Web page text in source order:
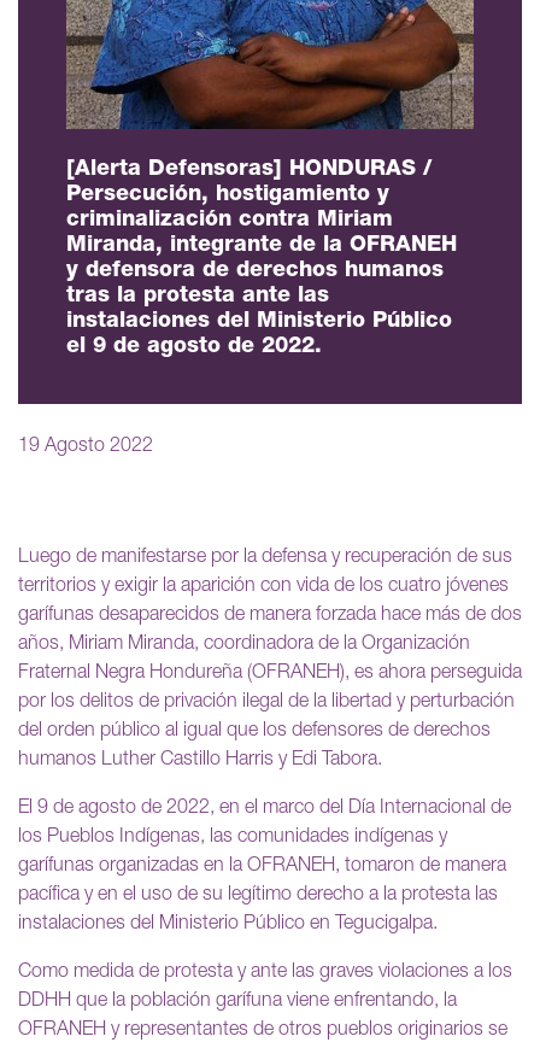
[Alerta Defensoras] HONDURAS /
Persecución, hostigamiento y
criminalización contra Miriam
Miranda, integrante de la OFRANEH
y defensora de derechos humanos
tras la protesta ante las
instalaciones del Ministerio Público
el 9 de agosto de 2022.
19 Agosto 2022
Luego de manifestarse por la defensa y recuperación de sus
territorios y exigir la aparición con vida de los cuatro jóvenes
garífunas desaparecidos de manera forzada hace más de dos
años, Miriam Miranda, coordinadora de la Organización
Fraternal Negra Hondureña (OFRANEH), es ahora perseguida
por los delitos de privación ilegal de la libertad y perturbación
del orden público al igual que los defensores de derechos
humanos Luther Castillo Harris y Edi Tabora.
El 9 de agosto de 2022, en el marco del Día Internacional de
los Pueblos Indígenas, las comunidades indígenas y
garífunas organizadas en la OFRANEH, tomaron de manera
pacífica y en el uso de su legítimo derecho a la protesta las
instalaciones del Ministerio Público en Tegucigalpa.
Como medida de protesta y ante las graves violaciones a los
DDHH que la población garífuna viene enfrentando, la
OFRANEH y representantes de otros pueblos originarios se